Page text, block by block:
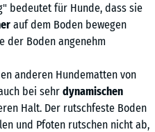
bedeutet für Hunde, dass sie
auf dem Boden bewegen
der Boden angenehm
anderen Hundematten von
bei sehr dynamischen
Halt. Der rutschfeste Boden
und Pfoten rutschen nicht ab,